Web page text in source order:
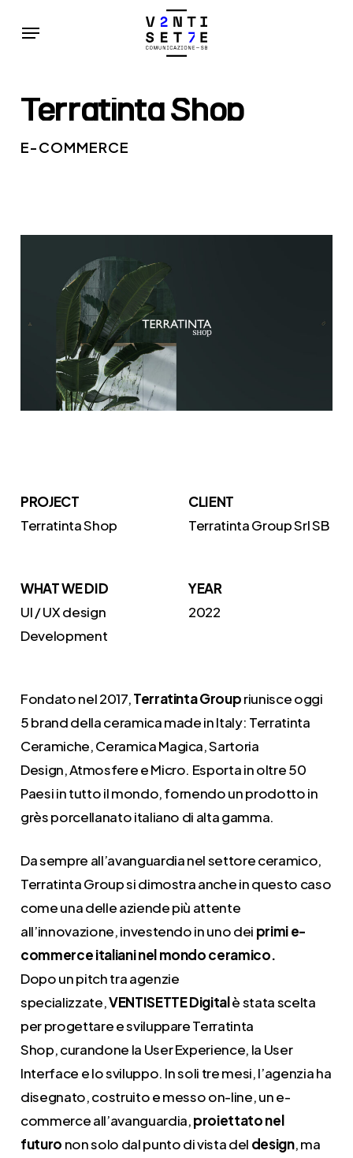
Menu
TerratintaShop
E-COMMERCE
PROJECT
Terratinta Shop
CLIENT
Terratinta Group Srl SB
WHAT WE DID
UI / UX design
Development
YEAR
2022
Fondato nel 2017,Terratinta Groupriunisce oggi
5 brand della ceramica made in Italy: Terratinta
Ceramiche, Ceramica Magica, Sartoria
Design, Atmosfere e Micro. Esporta in oltre 50
Paesi in tutto il mondo, fornendo un prodotto in
grès porcellanato italiano di alta gamma.
Da sempre all’avanguardia nel settore ceramico,
Terratinta Group si dimostra anche in questo caso
come una delle aziende più attente
all’innovazione, investendo in uno dei primi e-
commerce italiani nel mondo ceramico.
Dopo un pitch tra agenzie
specializzate,VENTISETTE Digitalè stata scelta
per progettare e sviluppare Terratinta
Shop, curandone la User Experience, la User
Interface e lo sviluppo. In soli tre mesi, l’agenzia ha
disegnato, costruito e messo on-line, un e-
commerce all’avanguardia,proiettato nel
futuro non solo dal punto di vista del design, ma